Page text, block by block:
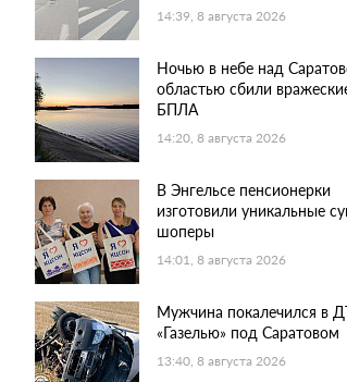
14:39, 8 августа 2026
Ночью в небе над
областью сбили
БПЛА
14:20, 8 августа 2026
В Энгельсе пенсионерки
изготовили уникальные
шоперы
14:01, 8 августа 2026
Мужчина покалечился в
«Газелью» под Саратовом
13:40, 8 августа 2026